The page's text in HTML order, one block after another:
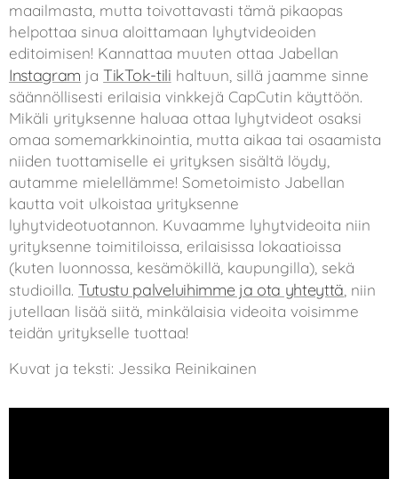
maailmasta, mutta toivottavasti tämä pikaopas
helpottaa sinua aloittamaan lyhytvideoiden
editoimisen! Kannattaa muuten ottaa Jabellan
Instagram jaTikTok-tili haltuun, sillä jaamme sinne
säännöllisesti erilaisia vinkkejä CapCutin käyttöön.
Mikäli yrityksenne haluaa ottaa lyhytvideot osaksi
omaa somemarkkinointia, mutta aikaa tai osaamista
niiden tuottamiselle ei yrityksen sisältä löydy,
autamme mielellämme! Sometoimisto Jabellan
kautta voit ulkoistaa yrityksenne
lyhytvideotuotannon. Kuvaamme lyhytvideoita niin
yrityksenne toimitiloissa, erilaisissa lokaatioissa
(kuten luonnossa, kesämökillä, kaupungilla), sekä
studioilla. Tutustu palveluihimme ja ota yhteyttä, niin
jutellaan lisää siitä, minkälaisia videoita voisimme
teidän yritykselle tuottaa! 👋🏼
Kuvat ja teksti: Jessika Reinikainen